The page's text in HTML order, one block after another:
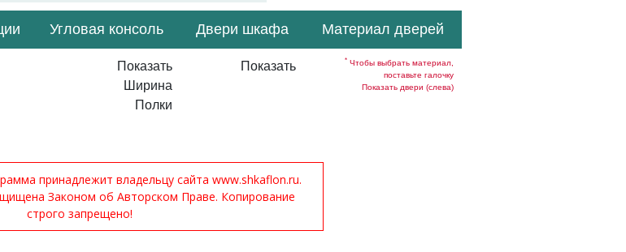
Угловая консоль Двери шкафа Материал дверей
Показать
Ширина
Полки
Показать * Чтобы выбрать материал,
поставьте галочку
Показать двери (слева)
принадлежит владельцу сайта www.shkaflon.ru.
Законом об Авторском Праве. Копирование
строго запрещено!